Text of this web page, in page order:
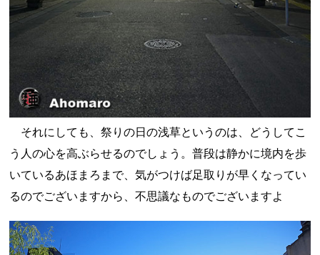
それにしても、祭りの日の浅草というのは、どうしてこ
う人の心を高ぶらせるのでしょう。普段は静かに境内を歩
いているあほまろまで、気がつけば足取りが早くなってい
るのでございますから、不思議なものでございますよ